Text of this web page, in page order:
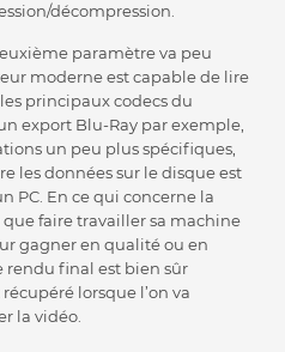
décompression.
paramètre va peu
moderne est capable de lire
principaux codecs du
export Blu-Ray par exemple,
un peu plus spécifiques,
les données sur le disque est
PC. En ce qui concerne la
faire travailler sa machine
gagner en qualité ou en
rendu final est bien sûr
lorsque l’on va
la vidéo.